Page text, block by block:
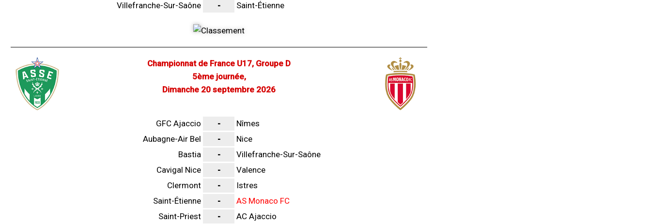
Villefranche-Sur-Saône
- Saint-Étienne
Championnat de France U17, Groupe D
5ème journée,
Dimanche 20 septembre 2026
GFC Ajaccio -
Nîmes
Aubagne-Air Bel
-
Nice
Bastia
-
Villefranche-Sur-Saône
Cavigal Nice
-
Valence
Clermont
-
Istres
Saint-Étienne
-
AS Monaco FC
Saint-Priest
- AC Ajaccio